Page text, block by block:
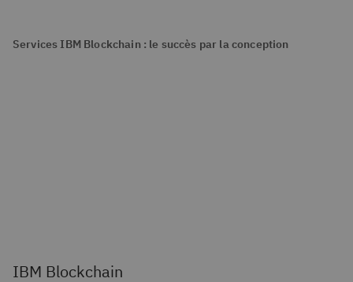
Services IBM Blockchain : le succès par la conception
IBM Blockchain